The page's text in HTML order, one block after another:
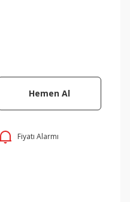
Hemen Al
Fiyatı Alarmı